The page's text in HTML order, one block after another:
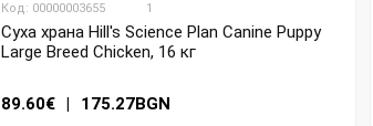
Код: 00000003655 1
Суха храна Hill's Science Plan Canine Puppy
Large Breed Chicken, 16 кг
89.60€ | 175.27BGN